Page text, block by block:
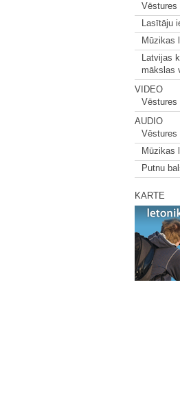
Vēstures
Lasītāju
Mūzikas
Latvijas
mākslas
VIDEO
Vēstures
AUDIO
Vēstures
Mūzikas
Putnu
KARTE